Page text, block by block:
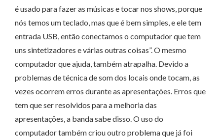
é usado para fazer as músicas e tocar nos shows, porque
nós temos um teclado, mas que é bem simples, e ele tem
entrada USB, então conectamos o computador que tem
uns sintetizadores e várias outras coisas”. O mesmo
computador que ajuda, também atrapalha. Devido a
problemas de técnica de som dos locais onde tocam, as
vezes ocorrem erros durante as apresentações. Erros que
tem que ser resolvidos para a melhoria das
apresentações, a banda sabe disso. O uso do
computador também criou outro problema que já foi